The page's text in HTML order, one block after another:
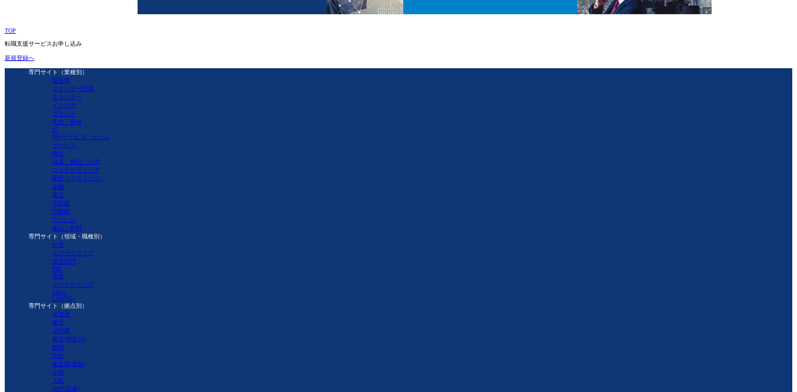
TOP
転職支援サービスお申し込み
新規登録へ
専門サイト（業種別）
製造業
エネルギー関連
エネルギー
インフラ
プラント
化学・素材
IT
Webサービス・ゲーム
サービス
商社
流通・物流・小売
コンサルティング
医療（メディカル）
金融
建設
不動産
消費財
アパレル
食品・飲料
専門サイト（領域・職種別）
外資
エグゼクティブ
管理部門
MR
営業
マーケティング
SDGs
LGBTQ+
専門サイト（拠点別）
北海道
東北
北関東
横浜(神奈川)
静岡
浜松
名古屋(愛知)
京都
大阪
神戸(兵庫)